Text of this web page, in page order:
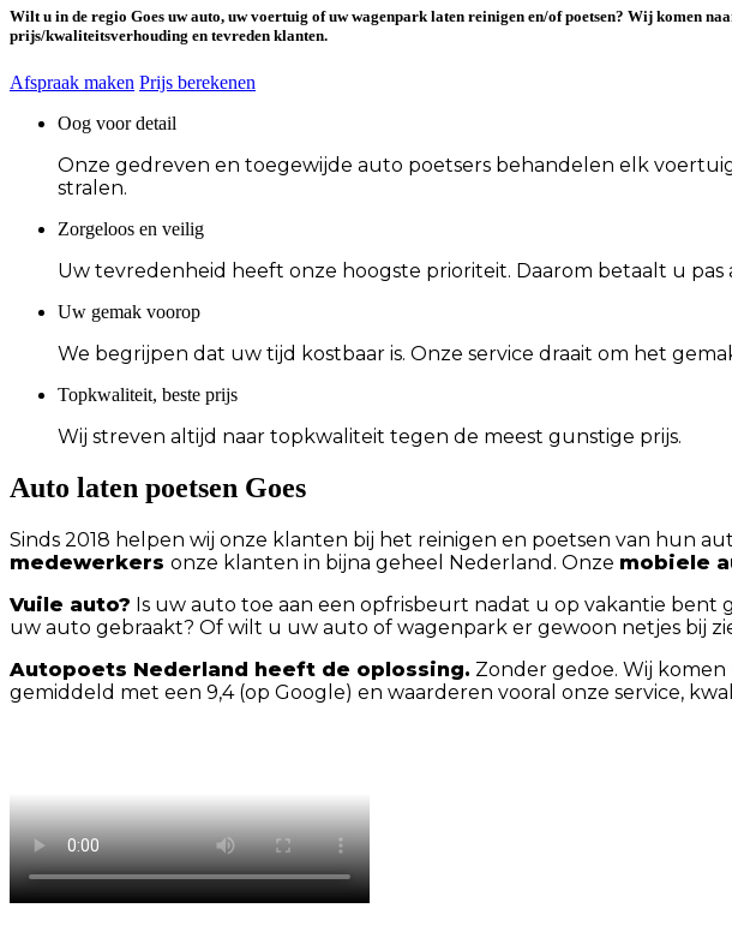
Wilt u in de regio Goes uw auto, uw voertuig of uw wagenpark laten reinigen en/of poetsen? Wij komen
prijs/kwaliteitsverhouding en tevreden klanten.
Afspraak maken Prijs berekenen
Oog voor detail
Onze gedreven en toegewijde auto poetsers behandelen elk
stralen.
Zorgeloos en veilig
Uw tevredenheid heeft onze hoogste prioriteit. Daarom betaalt u
Uw gemak voorop
We begrijpen dat uw tijd kostbaar is. Onze service draait om het
Topkwaliteit, beste prijs
Wij streven altijd naar topkwaliteit tegen de meest gunstige prijs.
Auto laten poetsen Goes
Sinds 2018 helpen wij onze klanten bij het reinigen en poetsen van hun
medewerkers onze klanten in bijna geheel Nederland. Onze mobiele
Vuile auto? Is uw auto toe aan een opfrisbeurt nadat u op vakantie bent
uw auto gebraakt? Of wilt u uw auto of wagenpark er gewoon netjes bij
Autopoets Nederland heeft de oplossing. Zonder gedoe. Wij
gemiddeld met een 9,4 (op Google) en waarderen vooral onze service,